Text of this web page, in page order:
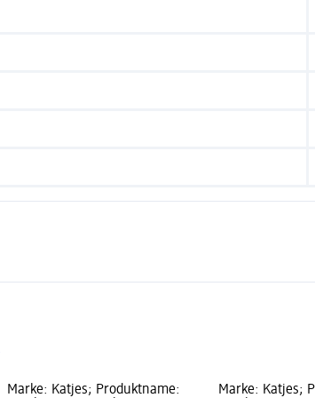
Marke: Katjes; Produktname:
Marke: Katjes;